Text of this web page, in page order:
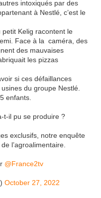
intoxiqués par des
à Nestlé, c’est le
Kelig racontent le
Face à la caméra, des
des mauvaises
les pizzas
si ces défaillances
du groupe Nestlé.
enfants.
t-il pu se produire ?
exclusifs, notre enquête
l’agroalimentaire.
@France2tv
October 27, 2022